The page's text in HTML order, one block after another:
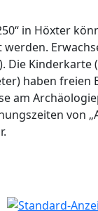
in Höxter
Kinderkarte
haben
am
von